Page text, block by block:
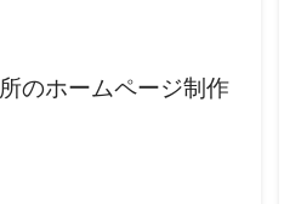
のホームページ制作